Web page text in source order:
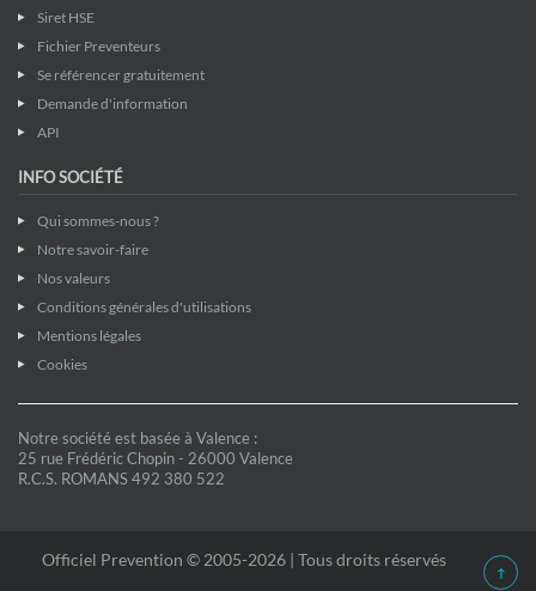
Siret HSE
Fichier Preventeurs
Se référencer gratuitement
Demande d'information
API
INFO SOCIÉTÉ
Qui sommes-nous ?
Notre savoir-faire
Nos valeurs
Conditions générales d'utilisations
Mentions légales
Cookies
Notre société est basée à Valence :
25 rue Frédéric Chopin - 26000 Valence
R.C.S. ROMANS 492 380 522
Officiel Prevention © 2005-2026 | Tous droits réservés